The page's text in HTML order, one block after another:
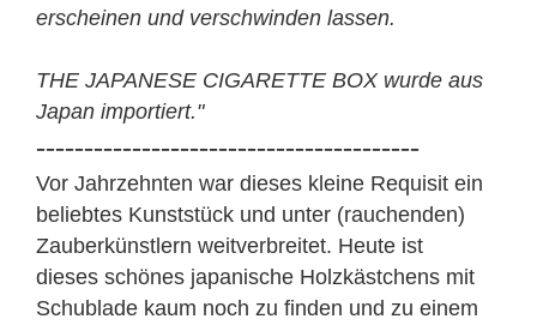
erscheinen und verschwinden lassen.
THE JAPANESE CIGARETTE BOX wurde aus
Japan importiert."
----------------------------------------
Vor Jahrzehnten war dieses kleine Requisit ein
beliebtes Kunststück und unter (rauchenden)
Zauberkünstlern weitverbreitet. Heute ist
dieses schönes japanische Holzkästchens mit
Schublade kaum noch zu finden und zu einem